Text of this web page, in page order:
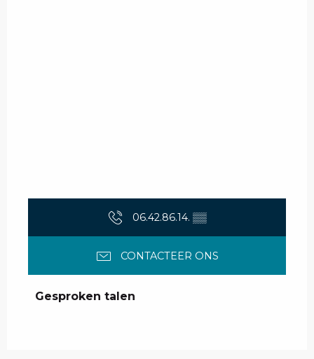
06.42.86.14. ▒▒
CONTACTEER ONS
Gesproken talen
Gesproken talen